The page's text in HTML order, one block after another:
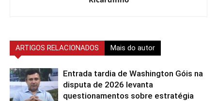
ARTIGOS RELACIONADOS Mais do autor
Entrada tardia de Washington Góis na
disputa de 2026 levanta
questionamentos sobre estratégia